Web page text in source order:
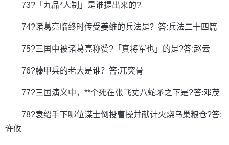
73?「九品*人制」是谁提出来的?
74?诸葛亮临终时传受姜维的兵法是？答:兵法二十四篇
75?三国中被诸葛亮称赞?「真将军也」的是?答:赵云
76?藤甲兵的老大是谁？答:兀突骨
77?三国演义中，**个死在张飞丈八蛇矛之下是?答:邓茂
78?袁绍手下哪位谋士倒投曹操并献计火烧乌巢粮仓?答:
许攸